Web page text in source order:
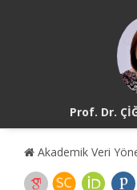
Prof. Dr.
Akademik Veri